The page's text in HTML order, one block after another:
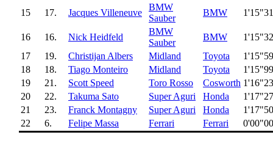
15
17. Jacques Villeneuve
BMW
Sauber
BMW
16 16. Nick Heidfeld
BMW
Sauber
BMW
17
19. Christijan Albers Midland Toyota
18
18. Tiago Monteiro Midland Toyota
19
21. Scott Speed Toro Rosso Cosworth
20
22. Takuma Sato Super Aguri Honda
21
23. Franck Montagny Super Aguri Honda
22
6. Felipe Massa Ferrari Ferrari